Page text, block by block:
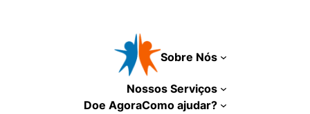
Sobre Nós
Nossos Serviços
Doe AgoraComo ajudar?